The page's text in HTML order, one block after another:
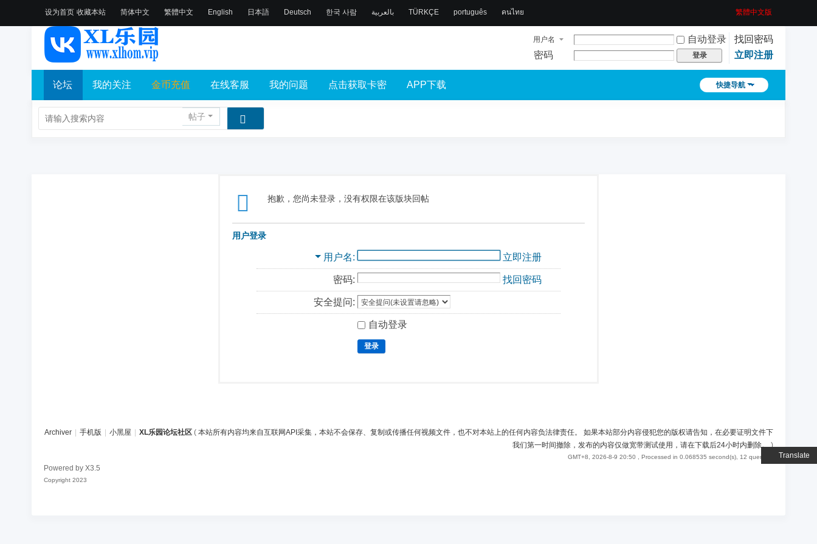
设为首页 收藏本站
Translate
简体中文 繁體中文 English 日本語 Deutsch 한국 사람 بالعربية TÜRKÇE português คนไทย 繁體中文版
用户名 自动登录
找回密码
密码
登录 立即注册
快捷导航
论坛 我的关注 金币充值 在线客服 我的问题 点击获取卡密 APP下载
帖子
抱歉，您尚未登录，没有权限在该版块回帖
用户登录
用户名 立即注册
密码: 找回密码
安全提问:
自动登录
登录
Archiver 手机版 小黑屋 XL乐园论坛社区 ( 本站所有内容均来自互联网API采集，本站不会保存、复制或传播任何视频文件，也不对本站上的任何内容负法律责任。 如果本站部分内容侵犯您的版权请告知，在必要证明文件下
我们第一时间撤除，发布的内容仅做宽带测试使用，请在下载后24小时内删除。)
GMT+8, 2026-8-9 20:50 , Processed in 0.068535 second(s), 12 queries .
Powered by X3.5
Copyright 2023